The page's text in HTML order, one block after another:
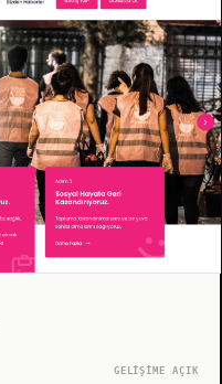
GELİŞİME AÇIK